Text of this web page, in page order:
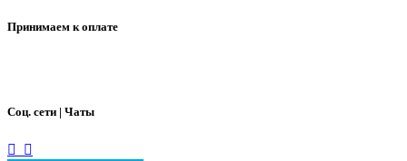
Принимаем к оплате
Соц. сети | Чаты